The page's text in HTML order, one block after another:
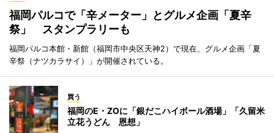
福岡パルコで「辛メーター」とグルメ企画「夏辛
祭」 スタンプラリーも
福岡パルコ本館・新館（福岡市中央区天神2）で現在、グルメ企画「夏
辛祭（ナツカラサイ）」が開催されている。
買う
福岡のE・ZOに「銀だこハイボール酒場」「久留米
立花うどん 恩想」